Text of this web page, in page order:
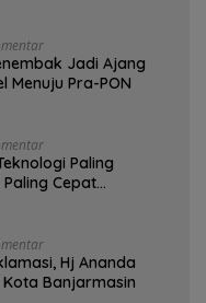
Jadi Ajang
Menuju Pra-PON
Paling
Cepat
Hj Ananda
Kota Banjarmasin